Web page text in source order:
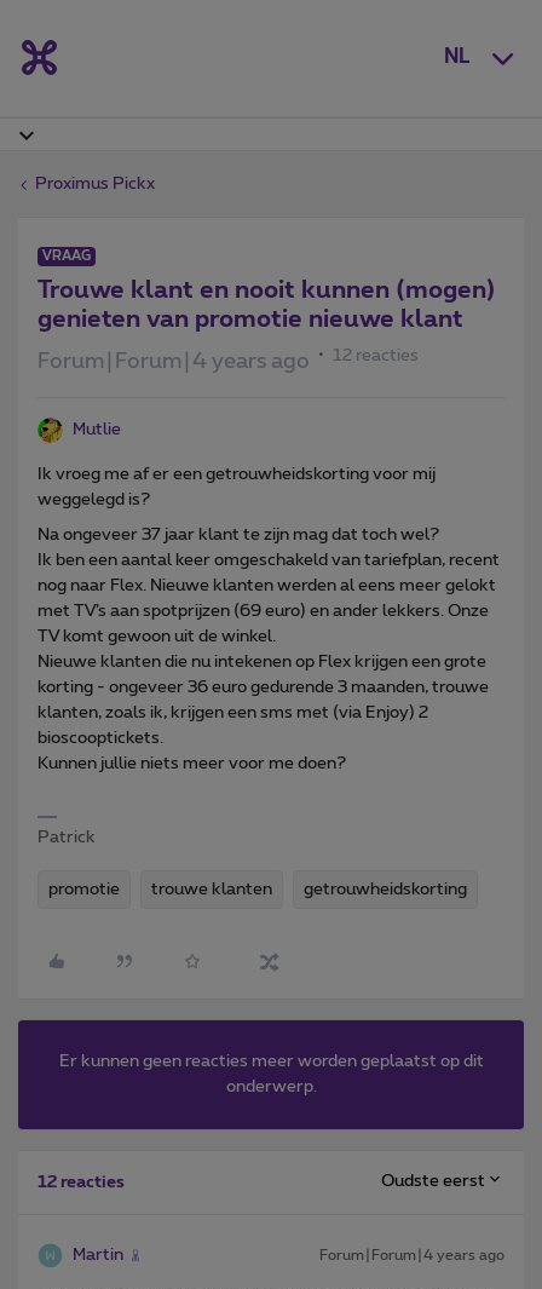
NL
Proximus Pickx
VRAAG
Trouwe klant en nooit kunnen (mogen)
genieten van promotie nieuwe klant
Forum|Forum|4 years ago 12 reacties
Mutlie
Ik vroeg me af er een getrouwheidskorting voor mij
weggelegd is?
Na ongeveer 37 jaar klant te zijn mag dat toch wel?
Ik ben een aantal keer omgeschakeld van tariefplan, recent
nog naar Flex. Nieuwe klanten werden al eens meer gelokt
met TV’s aan spotprijzen (69 euro) en ander lekkers. Onze
TV komt gewoon uit de winkel.
Nieuwe klanten die nu intekenen op Flex krijgen een grote
korting - ongeveer 36 euro gedurende 3 maanden, trouwe
klanten, zoals ik, krijgen een sms met (via Enjoy) 2
bioscooptickets.
Kunnen jullie niets meer voor me doen?
Patrick
promotie trouwe klanten getrouwheidskorting
Er kunnen geen reacties meer worden geplaatst op dit
onderwerp.
12 reacties Oudste eerst
Martin Forum|Forum|4 years ago